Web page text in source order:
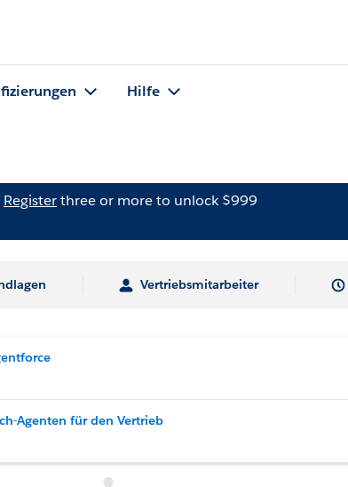
Hilfe
Registerthree or more to unlock $999
Vertriebsmitarbeiter
Agenten für den Vertrieb